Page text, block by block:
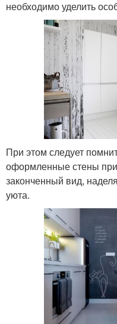
необходимо уделить
При этом следует
оформленные стены
законченный вид,
уюта.